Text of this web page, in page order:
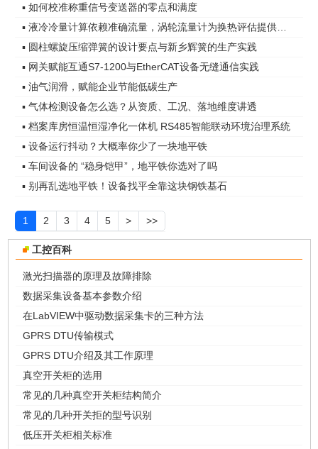
▪ 如何校准称重信号变送器的零点和满度
▪ 圆柱螺旋压缩弹簧的设计要点与新乡辉簧的生产实践
▪ 网关赋能互通S7-1200与EtherCAT设备无缝通信实践
▪ 油气润滑，赋能企业节能低碳生产
▪ 气体检测设备怎么选？从资质、工况、落地维度讲透
▪ 档案库房恒温恒湿净化一体机 RS485智能联动环境治理系统
▪ 设备运行抖动？大概率你少了一块地平铁
▪ 车间设备的 “稳身铠甲”，地平铁你选对了吗
▪ 别再乱选地平铁！设备找平全靠这块钢铁基石
1 2 3 4 5 > >>
工控百科
激光扫描器的原理及故障排除
数据采集设备基本参数介绍
在LabVIEW中驱动数据采集卡的三种方法
GPRS DTU传输模式
GPRS DTU介绍及其工作原理
真空开关柜的选用
常见的几种真空开关柜结构简介
常见的几种开关拒的型号识别
低压开关柜相关标准